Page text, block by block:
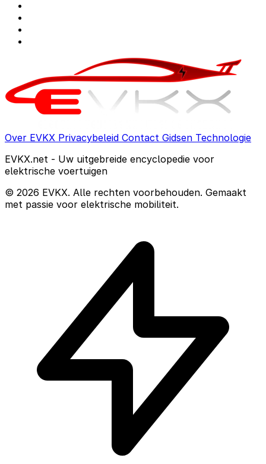
Over EVKX Privacybeleid Contact Gidsen Technologie
EVKX.net - Uw uitgebreide encyclopedie voor
elektrische voertuigen
© 2026 EVKX. Alle rechten voorbehouden. Gemaakt
met passie voor elektrische mobiliteit.